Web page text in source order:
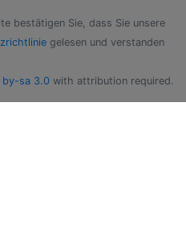
bestätigen Sie, dass Sie unsere
gelesen und verstanden
by-sa 3.0 with attribution required.